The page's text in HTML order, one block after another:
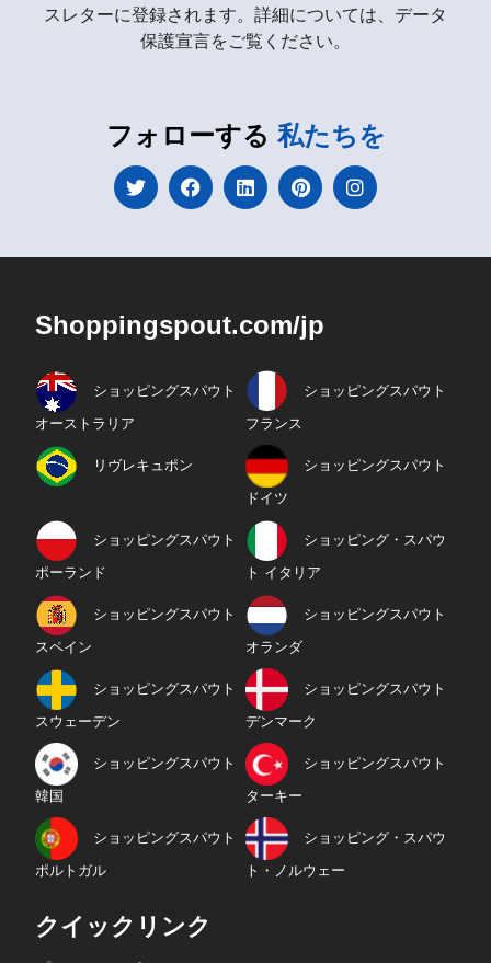
スレターに登録されます。詳細については、データ
保護宣言をご覧ください。
フォローする 私たちを
Shoppingspout.com/jp
ショッピングスパウト
オーストラリア
ショッピングスパウト
フランス
リヴレキュポン ショッピングスパウト
ドイツ
ショッピングスパウト
ポーランド
ショッピング・スパウ
ト イタリア
ショッピングスパウト
スペイン
ショッピングスパウト
オランダ
ショッピングスパウト
スウェーデン
ショッピングスパウト
デンマーク
ショッピングスパウト
韓国
ショッピングスパウト
ターキー
ショッピングスパウト
ポルトガル
ショッピング・スパウ
ト・ノルウェー
クイックリンク